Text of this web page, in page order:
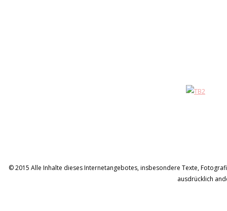
© 2015 Alle Inhalte dieses Internetangebotes, insbesondere Texte,
ausdrücklich